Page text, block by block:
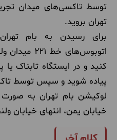
توسط تاکسی‌های میدان
تهران بروید.
برای رسیدن به بام
اتوبوس‌های
کنید و در ایستگاه تابناک
پیاده شوید و سپس توسط
لوکیشن بام تهران به صورت
خیابان یمن، انتهای خیابان